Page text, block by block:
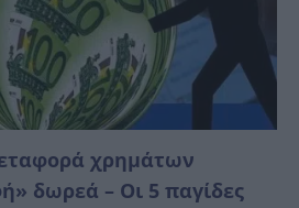
χρημάτων
δωρεά – Οι 5 παγίδες